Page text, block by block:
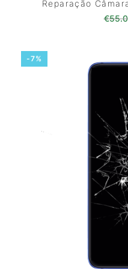
Reparação
€
-7%